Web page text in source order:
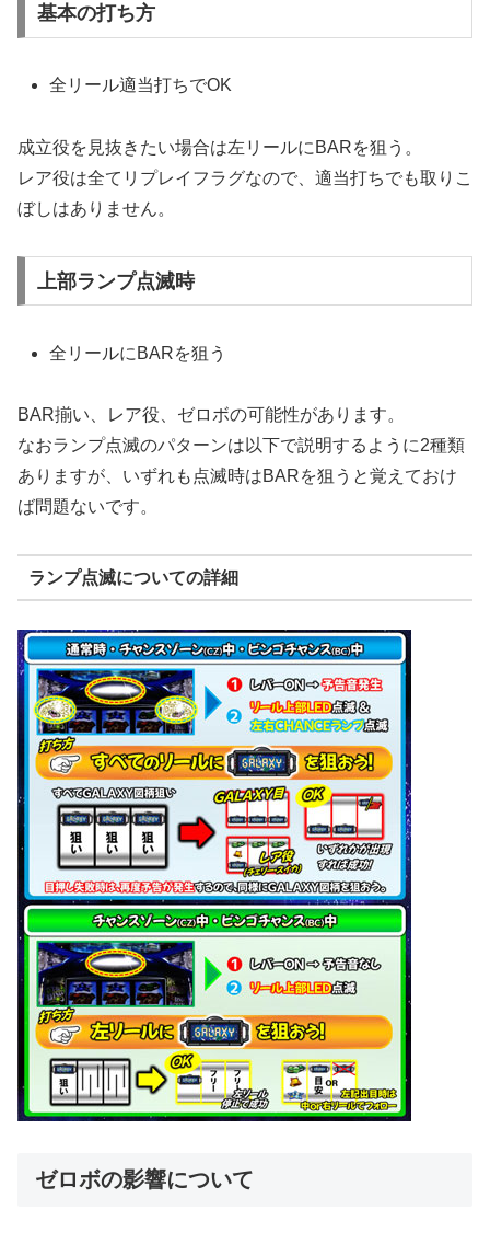
基本の打ち方
全リール適当打ちでOK
成立役を見抜きたい場合は左リールにBARを狙う。
レア役は全てリプレイフラグなので、適当打ちでも取りこ
ぼしはありません。
上部ランプ点滅時
全リールにBARを狙う
BAR揃い、レア役、ゼロボの可能性があります。
なおランプ点滅のパターンは以下で説明するように2種類
ありますが、いずれも点滅時はBARを狙うと覚えておけ
ば問題ないです。
ランプ点滅についての詳細
ゼロボの影響について